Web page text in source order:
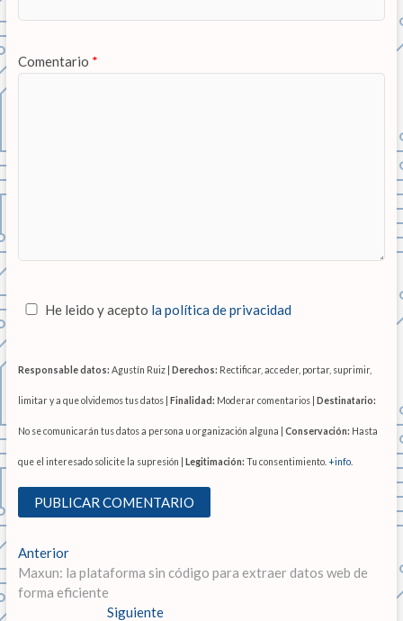
Comentario *
He leido y acepto la política de privacidad
Responsable datos: Agustín Ruiz | Derechos: Rectificar, acceder, portar, suprimir,
limitar y a que olvidemos tus datos | Finalidad: Moderar comentarios | Destinatario:
No se comunicarán tus datos a persona u organización alguna | Conservación: Hasta
que el interesado solicite la supresión | Legitimación: Tu consentimiento. +info.
N
a
AnteriorE
n
t
Maxun: la plataforma sin código para extraer datos web de
forma eficiente
Siguiente